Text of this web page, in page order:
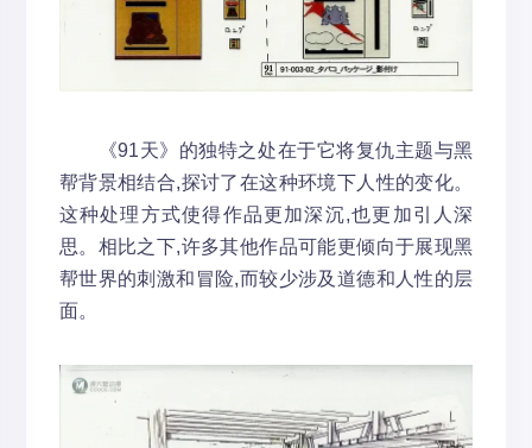
《91天》的独特之处在于它将复仇主题与黑
帮背景相结合,探讨了在这种环境下人性的变化。
这种处理方式使得作品更加深沉,也更加引人深
思。相比之下,许多其他作品可能更倾向于展现黑
帮世界的刺激和冒险,而较少涉及道德和人性的层
面。